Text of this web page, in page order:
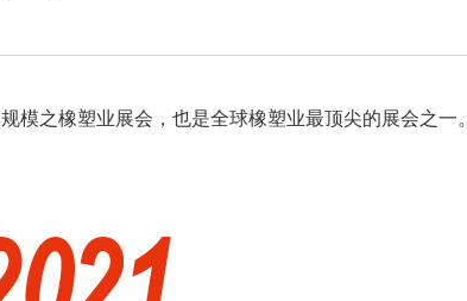
模之橡塑业展会，也是全球橡塑业最顶尖的展会之一。